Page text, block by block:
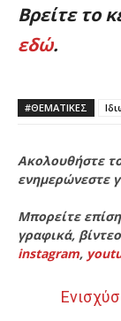
Βρείτε το
εδώ.
#ΘΕΜΑΤΙΚΈΣ
Ακολουθήστε
ενημερώνεστε
Μπορείτε
γραφικά,
instagram,